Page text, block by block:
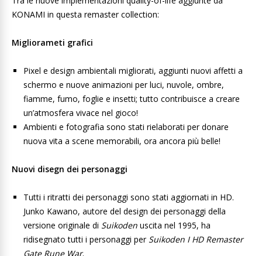
KONAMI in questa remaster collection:
Migliorameti grafici
Pixel e design ambientali migliorati, aggiunti nuovi affetti a
schermo e nuove animazioni per luci, nuvole, ombre,
fiamme, fumo, foglie e insetti; tutto contribuisce a creare
un’atmosfera vivace nel gioco!
Ambienti e fotografia sono stati rielaborati per donare
nuova vita a scene memorabili, ora ancora più belle!
Nuovi disegn dei personaggi
Tutti i ritratti dei personaggi sono stati aggiornati in HD.
Junko Kawano, autore del design dei personaggi della
versione originale di Suikoden uscita nel 1995, ha
ridisegnato tutti i personaggi per Suikoden I HD Remaster
Gate Rune War.